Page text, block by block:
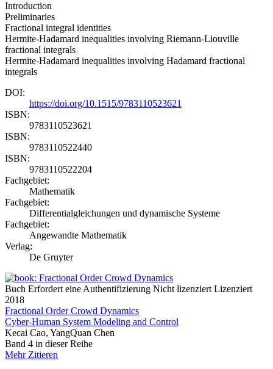
Introduction
Preliminaries
Fractional integral identities
Hermite-Hadamard inequalities involving Riemann-Liouville
fractional integrals
Hermite-Hadamard inequalities involving Hadamard fractional
integrals
DOI:
https://doi.org/10.1515/9783110523621
ISBN:
9783110523621
ISBN:
9783110522440
ISBN:
9783110522204
Fachgebiet:
Mathematik
Fachgebiet:
Differentialgleichungen und dynamische Systeme
Fachgebiet:
Angewandte Mathematik
Verlag:
De Gruyter
Buch Erfordert eine Authentifizierung Nicht lizenziert Lizenziert
2018
Fractional Order Crowd Dynamics
Cyber-Human System Modeling and Control
Kecai Cao, YangQuan Chen
Band 4 in dieser Reihe
Mehr Zitieren